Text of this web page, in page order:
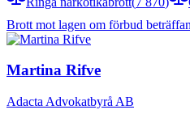
Brott mot lagen om förbud
Martina Rifve
Adacta Advokatbyrå AB